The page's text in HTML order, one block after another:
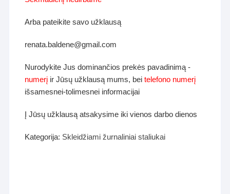
Arba pateikite savo užklausą
renata.baldene@gmail.com
Nurodykite Jus dominančios prekės pavadinimą -
numerį ir Jūsų užklausą mums, beitelefono numerį
išsamesnei-tolimesnei informacijai
Į Jūsų užklausą atsakysime iki vienos darbo dienos
Kategorija: Skleidžiami žurnaliniai staliukai